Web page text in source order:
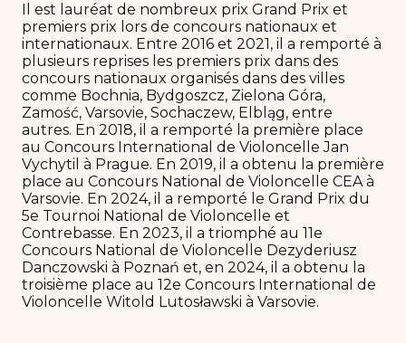
Il est lauréat de nombreux prix Grand Prix et
premiers prix lors de concours nationaux et
internationaux. Entre 2016 et 2021, il a remporté à
plusieurs reprises les premiers prix dans des
concours nationaux organisés dans des villes
comme Bochnia, Bydgoszcz, Zielona Góra,
Zamość, Varsovie, Sochaczew, Elbląg, entre
autres. En 2018, il a remporté la première place
au Concours International de Violoncelle Jan
Vychytil à Prague. En 2019, il a obtenu la première
place au Concours National de Violoncelle CEA à
Varsovie. En 2024, il a remporté le Grand Prix du
5e Tournoi National de Violoncelle et
Contrebasse. En 2023, il a triomphé au 11e
Concours National de Violoncelle Dezyderiusz
Danczowski à Poznań et, en 2024, il a obtenu la
troisième place au 12e Concours International de
Violoncelle Witold Lutosławski à Varsovie.